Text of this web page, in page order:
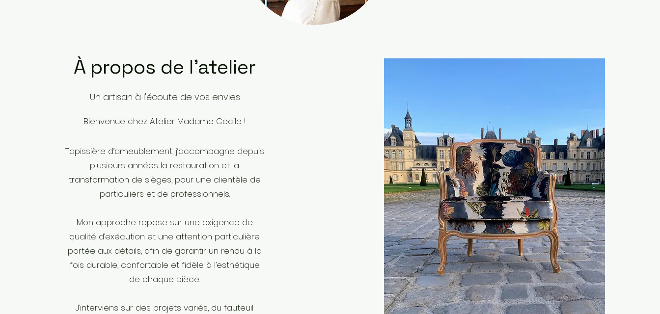
À propos de l'atelier
Un artisan à l'écoute de vos envies
Bienvenue chez Atelier Madame Cecile !
Tapissière d’ameublement, j’accompagne depuis
plusieurs années la restauration et la
transformation de sièges, pour une clientèle de
particuliers et de professionnels.
Mon approche repose sur une exigence de
qualité d’exécution et une attention particulière
portée aux détails, afin de garantir un rendu à la
fois durable, confortable et fidèle à l’esthétique
de chaque pièce.
J’interviens sur des projets variés, du fauteuil